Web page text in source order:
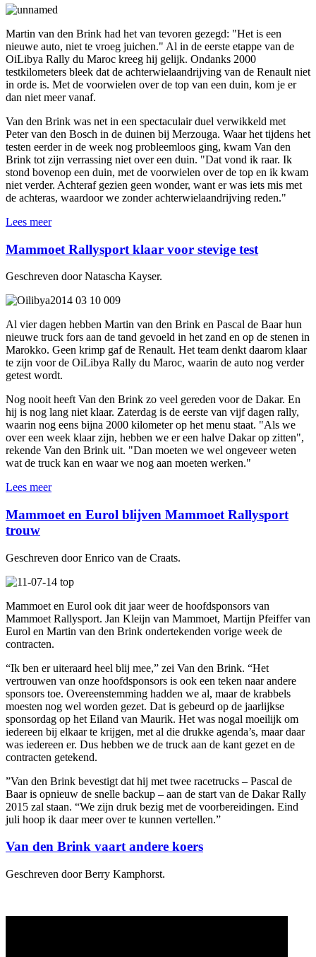
Martin van den Brink had het van tevoren gezegd: "Het is een
nieuwe auto, niet te vroeg juichen." Al in de eerste etappe van de
OiLibya Rally du Maroc kreeg hij gelijk. Ondanks 2000
testkilometers bleek dat de achterwielaandrijving van de Renault niet
in orde is. Met de voorwielen over de top van een duin, kom je er
dan niet meer vanaf.
Van den Brink was net in een spectaculair duel verwikkeld met
Peter van den Bosch in de duinen bij Merzouga. Waar het tijdens het
testen eerder in de week nog probleemloos ging, kwam Van den
Brink tot zijn verrassing niet over een duin. "Dat vond ik raar. Ik
stond bovenop een duin, met de voorwielen over de top en ik kwam
niet verder. Achteraf gezien geen wonder, want er was iets mis met
de achteras, waardoor we zonder achterwielaandrijving reden."
Lees meer
Mammoet Rallysport klaar voor stevige test
Geschreven door Natascha Kayser.
Al vier dagen hebben Martin van den Brink en Pascal de Baar hun
nieuwe truck fors aan de tand gevoeld in het zand en op de stenen in
Marokko. Geen krimp gaf de Renault. Het team denkt daarom klaar
te zijn voor de OiLibya Rally du Maroc, waarin de auto nog verder
getest wordt.
Nog nooit heeft Van den Brink zo veel gereden voor de Dakar. En
hij is nog lang niet klaar. Zaterdag is de eerste van vijf dagen rally,
waarin nog eens bijna 2000 kilometer op het menu staat. "Als we
over een week klaar zijn, hebben we er een halve Dakar op zitten",
rekende Van den Brink uit. "Dan moeten we wel ongeveer weten
wat de truck kan en waar we nog aan moeten werken."
Lees meer
Mammoet en Eurol blijven Mammoet Rallysport
trouw
Geschreven door Enrico van de Craats.
Mammoet en Eurol ook dit jaar weer de hoofdsponsors van
Mammoet Rallysport. Jan Kleijn van Mammoet, Martijn Pfeiffer van
Eurol en Martin van den Brink ondertekenden vorige week de
contracten.
“Ik ben er uiteraard heel blij mee,” zei Van den Brink. “Het
vertrouwen van onze hoofdsponsors is ook een teken naar andere
sponsors toe. Overeenstemming hadden we al, maar de krabbels
moesten nog wel worden gezet. Dat is gebeurd op de jaarlijkse
sponsordag op het Eiland van Maurik. Het was nogal moeilijk om
iedereen bij elkaar te krijgen, met al die drukke agenda’s, maar daar
was iedereen er. Dus hebben we de truck aan de kant gezet en de
contracten getekend.
”Van den Brink bevestigt dat hij met twee racetrucks – Pascal de
Baar is opnieuw de snelle backup – aan de start van de Dakar Rally
2015 zal staan. “We zijn druk bezig met de voorbereidingen. Eind
juli hoop ik daar meer over te kunnen vertellen.”
Van den Brink vaart andere koers
Geschreven door Berry Kamphorst.